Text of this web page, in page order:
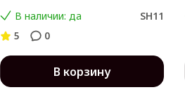
В наличии: да
SH11
5
0
В корзину